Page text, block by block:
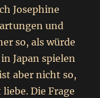
Josephine
und
so, als würde
Japan spielen
aber nicht so,
Die Frage